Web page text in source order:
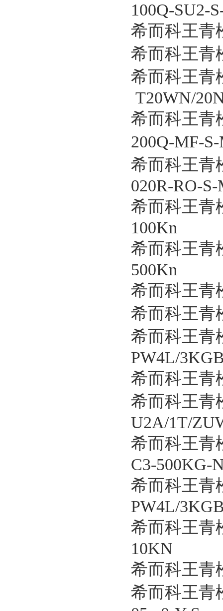
100Q-SU2-
希而科王
希而科王
希而科王
T20WN/
希而科王
200Q-MF-
希而科王
020R-RO-
希而科王
100Kn
希而科王
500Kn
希而科王
希而科王
希而科王
PW4L/
希而科王
希而科王
U2A/1T/
希而科王
C3-500KG-
希而科王
PW4L/
希而科王
10KN
希而科王
希而科王